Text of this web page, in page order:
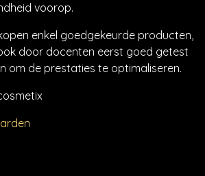
voorop.
enkel goedgekeurde producten,
door docenten eerst goed getest
om de prestaties te optimaliseren.